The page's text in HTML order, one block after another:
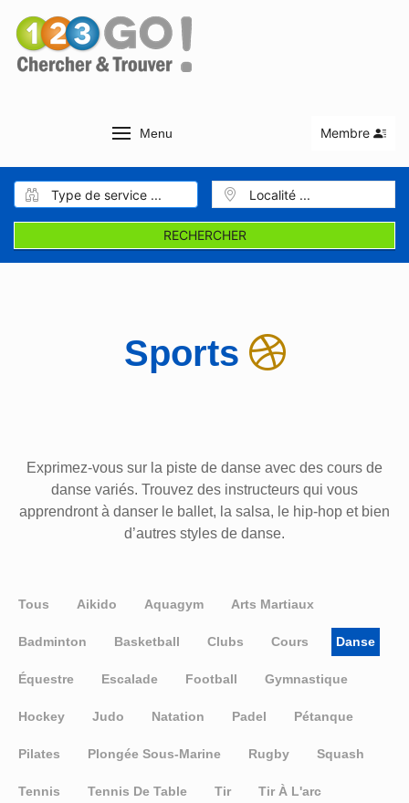
Menu Membre
RECHERCHER
Sports
Exprimez-vous sur la piste de danse avec des cours de
danse variés. Trouvez des instructeurs qui vous
apprendront à danser le ballet, la salsa, le hip-hop et bien
d’autres styles de danse.
Tous Aikido Aquagym Arts Martiaux
Badminton Basketball Clubs Cours Danse
Équestre Escalade Football Gymnastique
Hockey Judo Natation Padel Pétanque
Pilates Plongée Sous-Marine Rugby Squash
Tennis Tennis De Table Tir Tir À L'arc